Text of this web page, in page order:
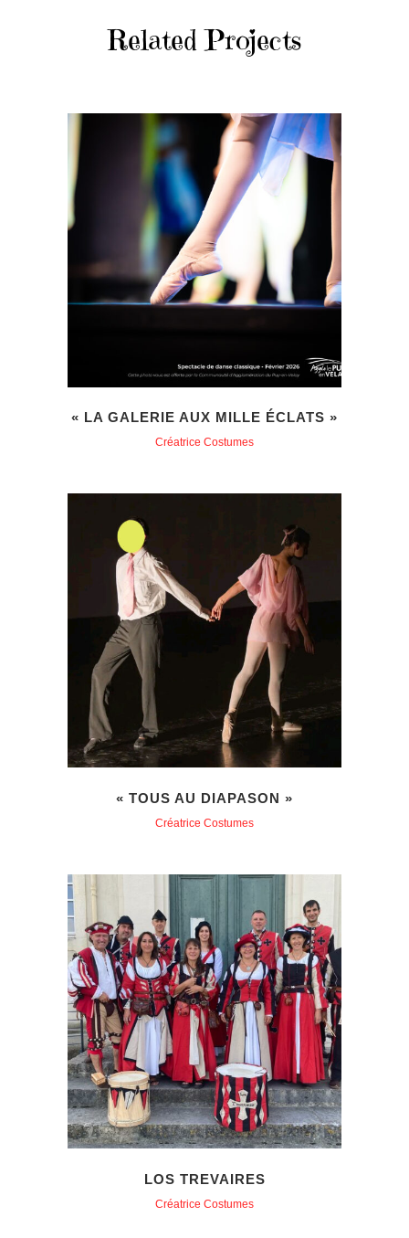
Related Projects
« LA GALERIE AUX MILLE ÉCLATS »
Créatrice Costumes
« TOUS AU DIAPASON »
Créatrice Costumes
LOS TREVAIRES
Créatrice Costumes